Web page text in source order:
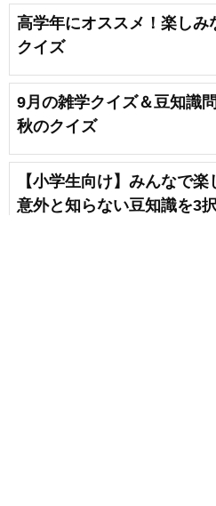
高学年にオススメ！楽しみ
クイズ
9月の雑学クイズ＆豆知識
秋のクイズ
【小学生向け】みんなで
意外と知らない豆知識を3